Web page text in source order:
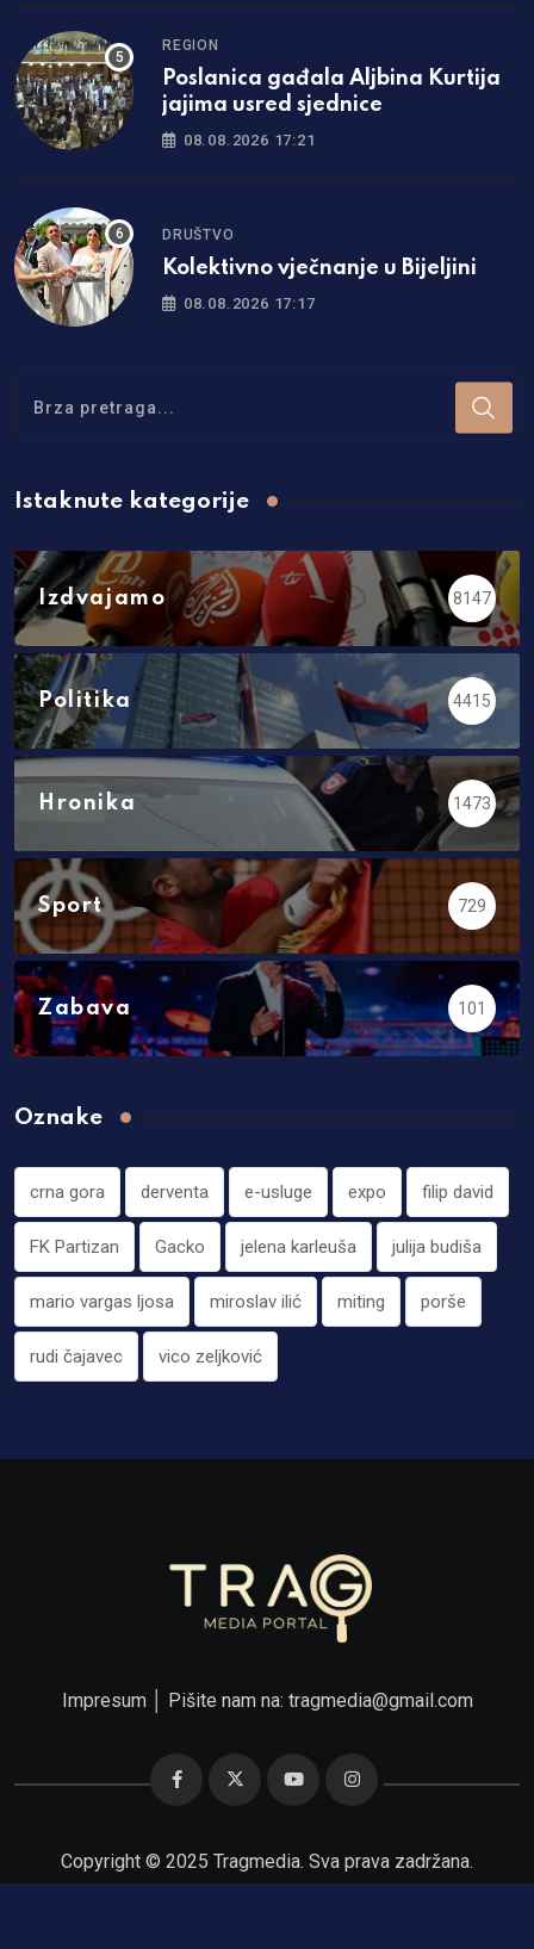
REGION
Poslanica gađala Aljbina Kurtija
jajima usred sjednice
08.08.2026 17:21
DRUŠTVO
Kolektivno vječnanje u Bijeljini
08.08.2026 17:17
Istaknute kategorije
Izdvajamo 8147
Politika 4415
Hronika 1473
Sport 729
Zabava 101
Oznake
crna gora derventa e-usluge expo filip david
FK Partizan Gacko jelena karleuša julija budiša
mario vargas ljosa miroslav ilić miting porše
rudi čajavec vico zeljković
Impresum│ Pišite nam na: tragmedia@gmail.com
Copyright © 2025 Tragmedia. Sva prava zadržana.